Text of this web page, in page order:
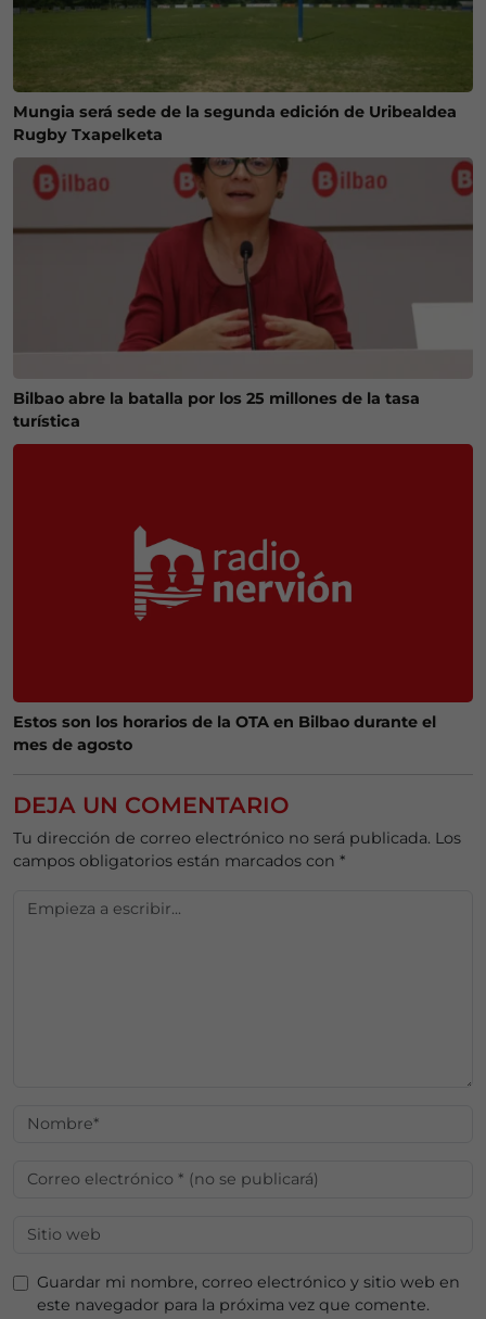
Mungia será sede de la segunda edición de Uribealdea
Rugby Txapelketa
Bilbao abre la batalla por los 25 millones de la tasa
turística
Estos son los horarios de la OTA en Bilbao durante el
mes de agosto
DEJA UN COMENTARIO
Tu dirección de correo electrónico no será publicada. Los
campos obligatorios están marcados con *
Guardar mi nombre, correo electrónico y sitio web en
este navegador para la próxima vez que comente.